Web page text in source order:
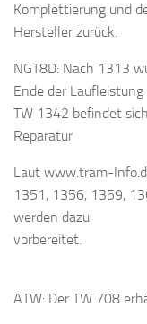
Komplettierung und
Hersteller zurück.
NGT8D: Nach 1313
Ende der
TW 1342 befindet
Reparatur
Laut www.tram-
1351, 1356, 1359,
werden dazu
ATW: Der TW 708